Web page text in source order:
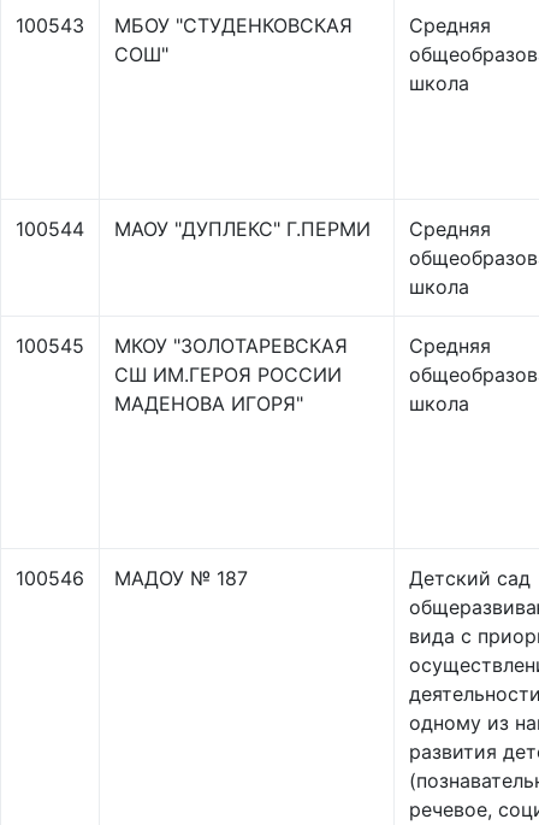
100543
МБОУ "СТУДЕНКОВСКАЯ
СОШ"
Средняя
школа
100544 МАОУ "ДУПЛЕКС" Г.ПЕРМИ
Средняя
школа
100545
МКОУ "ЗОЛОТАРЕВСКАЯ
СШ ИМ.ГЕРОЯ РОССИИ
МАДЕНОВА ИГОРЯ"
Средняя
школа
100546 МАДОУ № 187
Детский сад
вида с
одному из
развития
речевое,